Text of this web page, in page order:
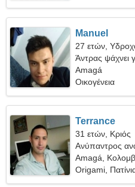
Manuel
27 ετών,
Άντρας ψάχνει
Amagá
Οικογένεια
Terrance
31 ετών, Κριός
Ανύπαντρος
Amagá,
Origami,